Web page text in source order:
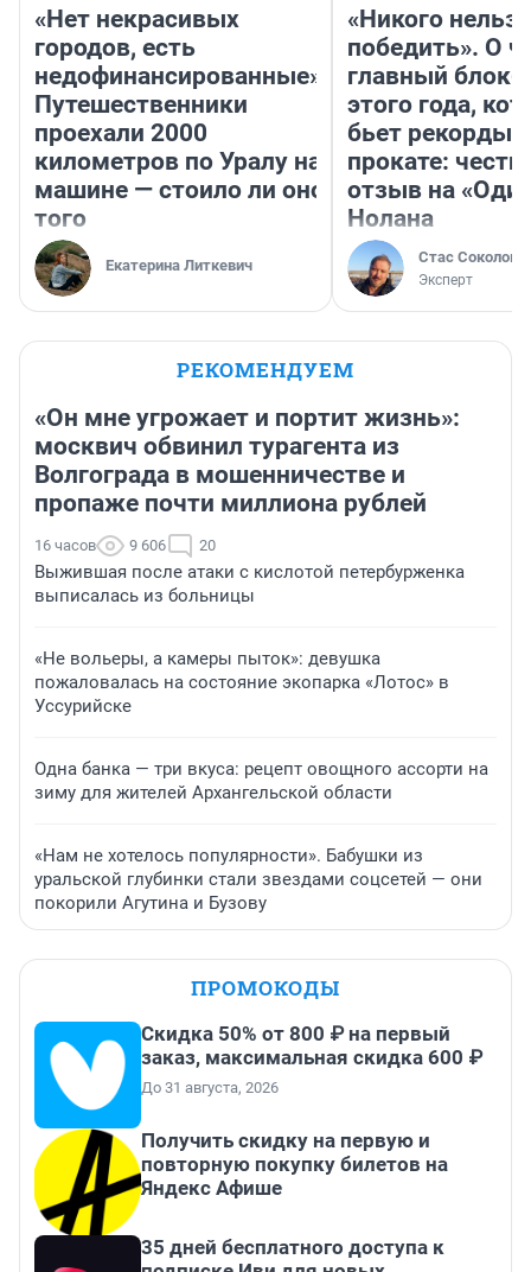
«Нет некрасивых
городов, есть
недофинансированные».
Путешественники
проехали 2000
километров по Уралу на
машине — стоило ли оно
того
Екатерина Литкевич
«Никого нельзя
победить». О
главный
этого года,
бьет рекорды в
прокате:
отзыв на
Нолана
Стас Соколов
Эксперт
РЕКОМЕНДУЕМ
«Он мне угрожает и портит жизнь»:
москвич обвинил турагента из
Волгограда в мошенничестве и
пропаже почти миллиона рублей
16 часов 9 606 20
Выжившая после атаки с кислотой петербурженка
выписалась из больницы
«Не вольеры, а камеры пыток»: девушка
пожаловалась на состояние экопарка «Лотос» в
Уссурийске
Одна банка — три вкуса: рецепт овощного ассорти на
зиму для жителей Архангельской области
«Нам не хотелось популярности». Бабушки из
уральской глубинки стали звездами соцсетей — они
покорили Агутина и Бузову
ПРОМОКОДЫ
Скидка 50% от 800 ₽ на первый
заказ, максимальная скидка 600 ₽
До 31 августа, 2026
Получить скидку на первую и
повторную покупку билетов на
Яндекс Афише
35 дней бесплатного доступа к